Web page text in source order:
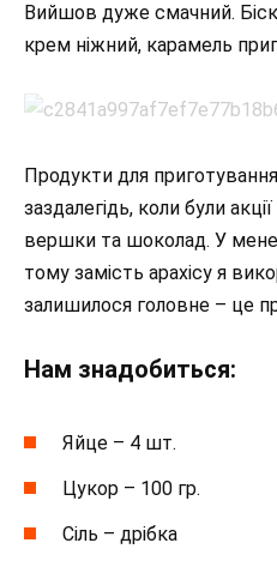
Вийшов дуже смачний.
крем ніжний, карамель
Продукти для
заздалегідь, коли були
вершки та шоколад. У мене
тому замість арахісу я
залишилося головне – це
Нам знадобиться:
Яйце – 4 шт.
Цукор – 100 гр.
Сіль – дрібка